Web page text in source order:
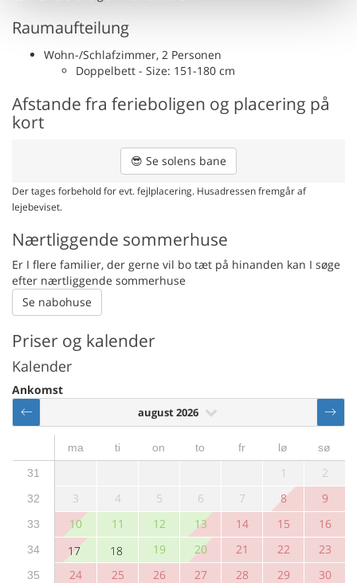
Raumaufteilung
Wohn-/Schlafzimmer, 2 Personen
Doppelbett - Size: 151-180 cm
Afstande fra ferieboligen og placering på
kort
😎 Se solens bane
Der tages forbehold for evt. fejlplacering. Husadressen fremgår af
lejebeviset.
Nærtliggende sommerhuse
Er I flere familier, der gerne vil bo tæt på hinanden kan I søge
efter nærtliggende sommerhuse
Se nabohuse
Priser og kalender
Kalender
Ankomst
august 2026
ma ti on to fr lø
sø
31
1 2
32 3 4 5 6 7 8 9
33 10 11 12 13 14 15 16
34 17 18 19 20 21 22 23
35 24 25 26 27 28 29 30